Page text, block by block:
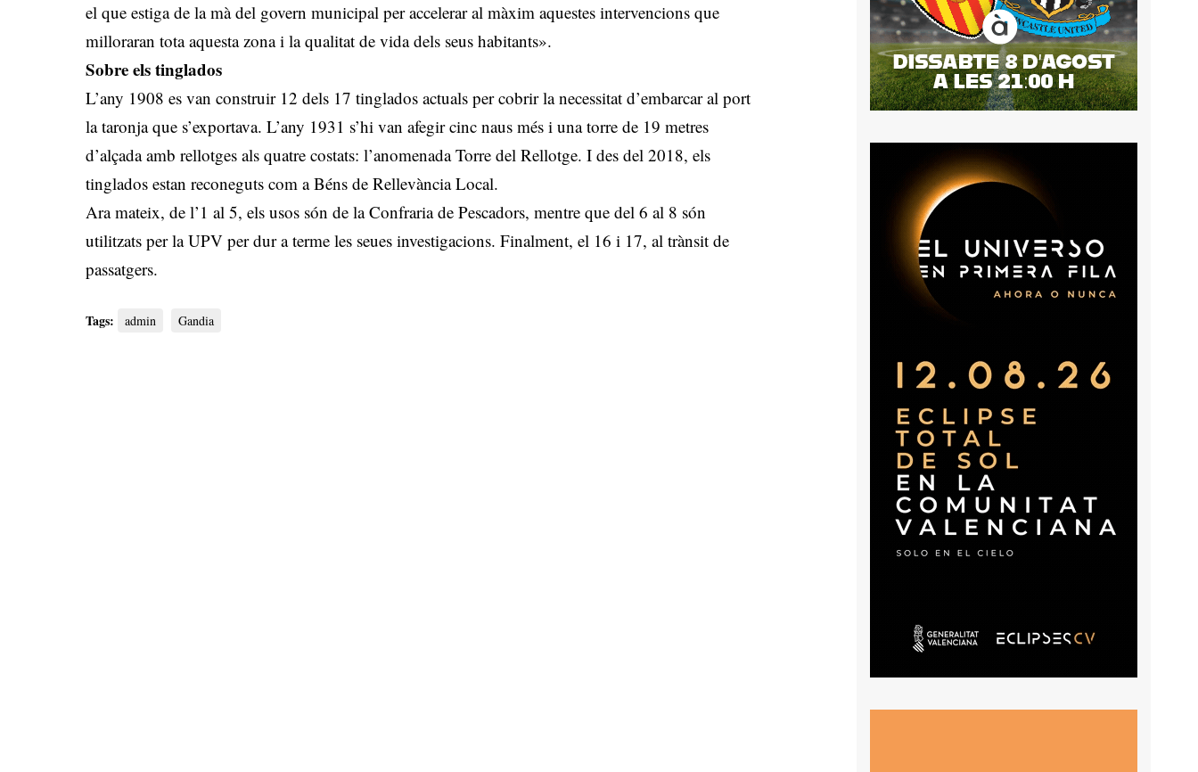
el que estiga de la mà del govern municipal per accelerar al màxim aquestes intervencions que
milloraran tota aquesta zona i la qualitat de vida dels seus habitants».
Sobre els tinglados
L’any 1908 es van construir 12 dels 17 tinglados actuals per cobrir la necessitat d’embarcar al port
la taronja que s’exportava. L’any 1931 s’hi van afegir cinc naus més i una torre de 19 metres
d’alçada amb rellotges als quatre costats: l’anomenada Torre del Rellotge. I des del 2018, els
tinglados estan reconeguts com a Béns de Rellevància Local.
Ara mateix, de l’1 al 5, els usos són de la Confraria de Pescadors, mentre que del 6 al 8 són
utilitzats per la UPV per dur a terme les seues investigacions. Finalment, el 16 i 17, al trànsit de
passatgers.
Tags: admin Gandia